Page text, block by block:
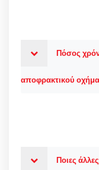
Πόσος
αποφρακτικού
Ποιες